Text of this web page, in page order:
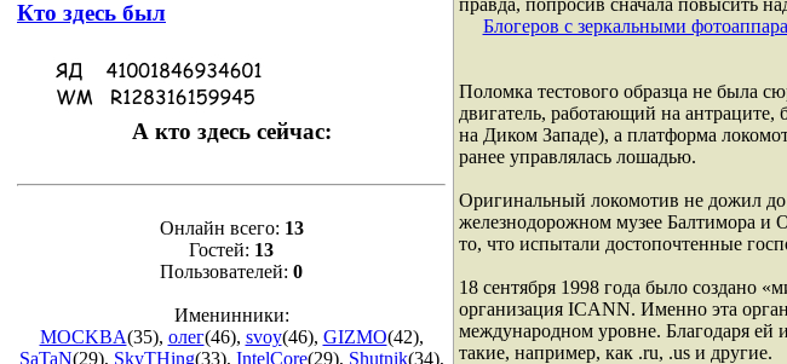
Кто здесь был
А кто здесь сейчас:
Онлайн всего: 13
Гостей: 13
Пользователей: 0
Именинники:
MOCKBA(35), олег(46), svoy(46), GIZMO(42),
SaTaN(29), SkyTHing(33), IntelCore(29), Shutnik(34),
правда, попросив сначала повысить
Блогеров с зеркальными
Поломка тестового образца не была
двигатель, работающий на антраците,
на Диком Западе), а платформа
ранее управлялась лошадью.
Оригинальный локомотив не дожил
железнодорожном музее Балтимора и
то, что испытали достопочтенные
18 сентября 1998 года было создано
организация ICANN. Именно эта
международном уровне. Благодаря ей
такие, например, как .ru, .us и другие.